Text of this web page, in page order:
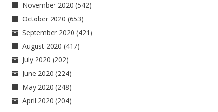
November 2020 (542)
October 2020 (653)
September 2020 (421)
August 2020 (417)
July 2020 (202)
June 2020 (224)
May 2020 (248)
April 2020 (204)